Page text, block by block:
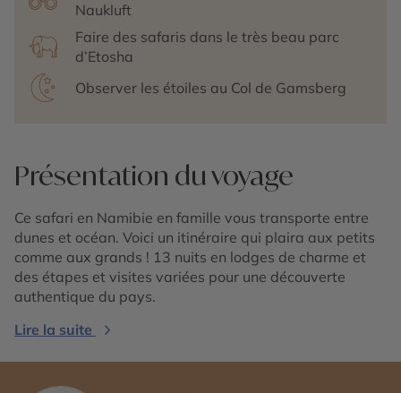
Naukluft
Faire des safaris dans le très beau parc
d’Etosha
Observer les étoiles au Col de Gamsberg
Présentation du voyage
Ce safari en Namibie en famille vous transporte entre
dunes et océan. Voici un itinéraire qui plaira aux petits
comme aux grands ! 13 nuits en lodges de charme et
des étapes et visites variées pour une découverte
authentique du pays.
Lire la suite